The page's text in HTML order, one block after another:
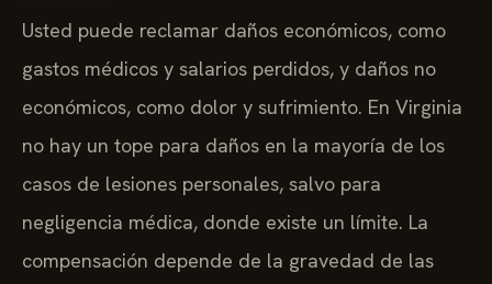
Usted puede reclamar daños económicos, como
gastos médicos y salarios perdidos, y daños no
económicos, como dolor y sufrimiento. En Virginia
no hay un tope para daños en la mayoría de los
casos de lesiones personales, salvo para
negligencia médica, donde existe un límite. La
compensación depende de la gravedad de las